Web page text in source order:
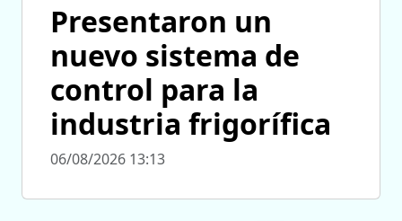
Presentaron un
nuevo sistema de
control para la
industria frigorífica
06/08/2026 13:13